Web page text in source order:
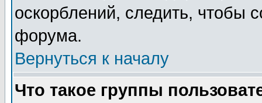
оскорблений, следить, чтобы
форума.
Вернуться к началу
Что такое группы